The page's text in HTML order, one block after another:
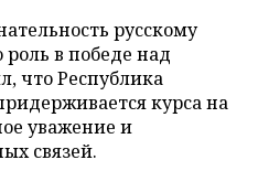
русскому
в победе над
что Республика
курса на
уважение и
связей.